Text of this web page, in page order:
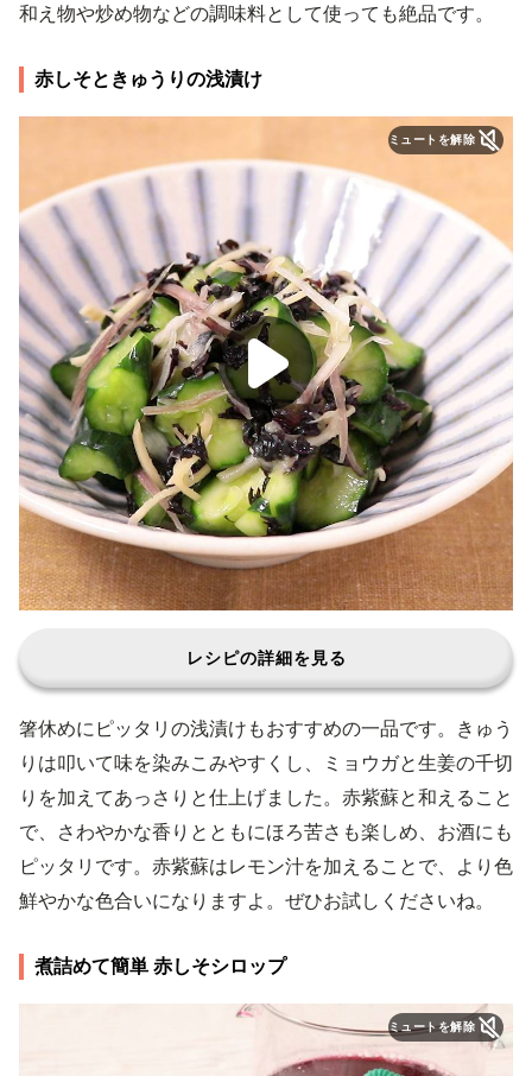
和え物や炒め物などの調味料として使っても絶品です。
赤しそときゅうりの浅漬け
ミュートを解除
レシピの詳細を見る
箸休めにピッタリの浅漬けもおすすめの一品です。きゅう
りは叩いて味を染みこみやすくし、ミョウガと生姜の千切
りを加えてあっさりと仕上げました。赤紫蘇と和えること
で、さわやかな香りとともにほろ苦さも楽しめ、お酒にも
ピッタリです。赤紫蘇はレモン汁を加えることで、より色
鮮やかな色合いになりますよ。ぜひお試しくださいね。
煮詰めて簡単 赤しそシロップ
ミュートを解除